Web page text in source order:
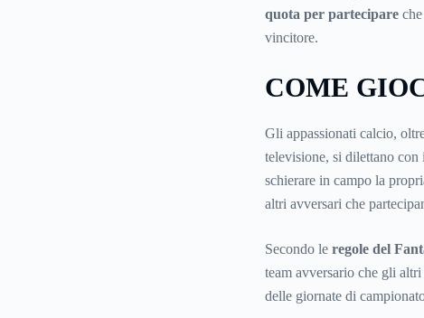
quota per partecipare
vincitore.
COME
Gli appassionati calcio,
televisione, si dilettano
schierare in campo la
altri avversari che
Secondo le regole del
team avversario che gli
delle giornate di